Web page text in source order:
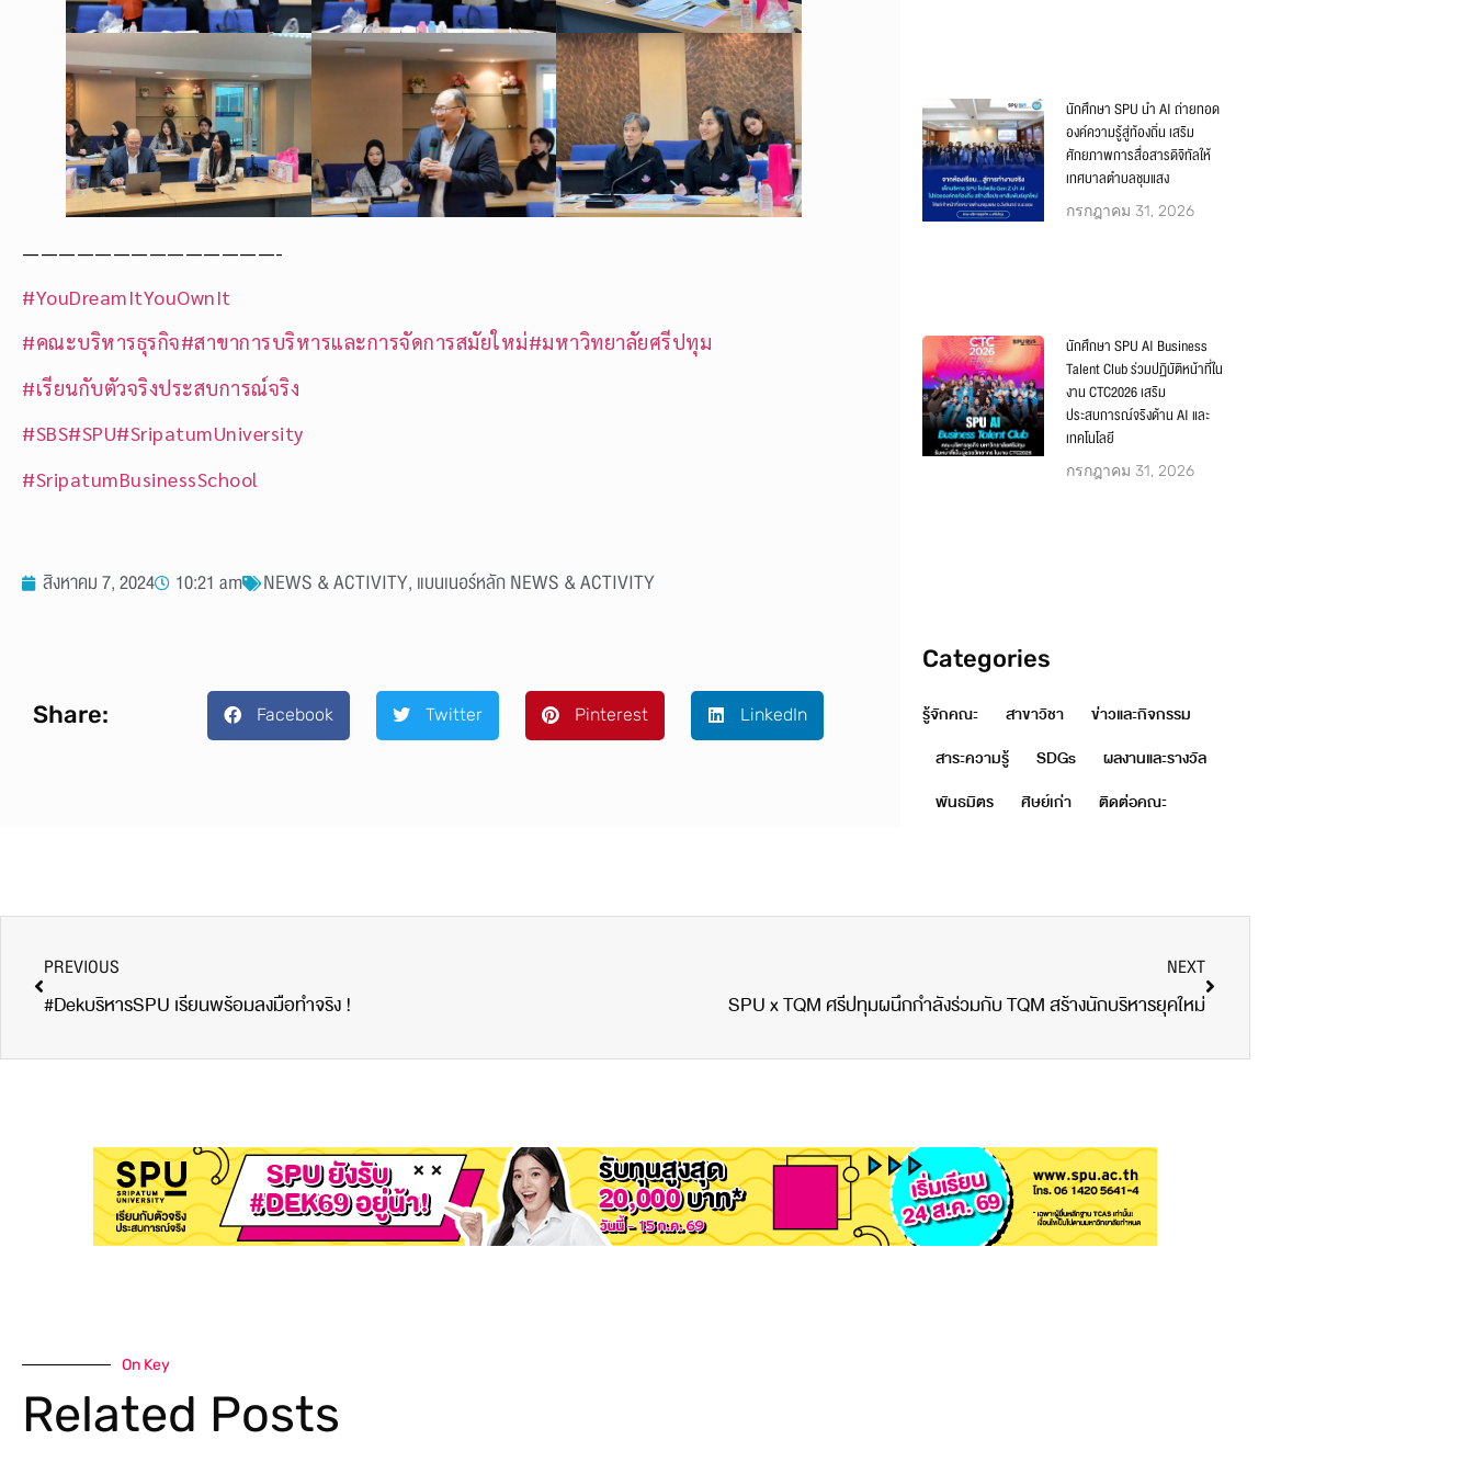
——————————————-
#YouDreamItYouOwnIt
#คณะบริหารธุรกิจ#สาขาการบริหารและการจัดการสมัยใหม่#มหาวิทยาลัยศรีปทุม
#เรียนกับตัวจริงประสบการณ์จริง
#SBS#SPU#SripatumUniversity
#SripatumBusinessSchool
สิงหาคม 7, 2024 10:21 am NEWS & ACTIVITY, แบนเนอร์หลัก NEWS & ACTIVITY
Share: Facebook Twitter Pinterest LinkedIn
นักศึกษา SPU นำ AI ถ่ายทอด
องค์ความรู้สู่ท้องถิ่น เสริม
ศักยภาพการสื่อสารดิจิทัลให้
เทศบาลตำบลชุมแสง
กรกฎาคม 31, 2026
นักศึกษา SPU AI Business
Talent Club ร่วมปฏิบัติหน้าที่ใน
งาน CTC2026 เสริม
ประสบการณ์จริงด้าน AI และ
เทคโนโลยี
กรกฎาคม 31, 2026
Categories
รู้จักคณะ สาขาวิชา
ข่าวและกิจกรรม
สาระความรู้
SDGs
ผลงานและรางวัล
พันธมิตร
ศิษย์เก่า ติดต่อคณะ
PREVIOUS
#DekบริหารSPU เรียนพร้อมลงมือทำจริง !
NEXT
SPU x TQM ศรีปทุมผนึกกำลังร่วมกับ TQM สร้างนักบริหารยุคใหม่
On Key
Related Posts